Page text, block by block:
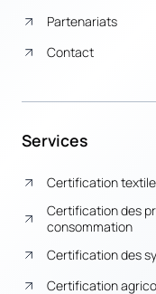
Partenariats
Contact
Services
Certification
Certification des
consommation
Certification des
Certification